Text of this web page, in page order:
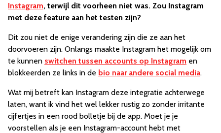
Instagram, terwijl dit voorheen niet was. Zou Instagram
met deze feature aan het testen zijn?
Dit zou niet de enige verandering zijn die ze aan het
doorvoeren zijn. Onlangs maakte Instagram het mogelijk om
te kunnen switchen tussen accounts op Instagram en
blokkeerden ze links in de bio naar andere social media.
Wat mij betreft kan Instagram deze integratie achterwege
laten, want ik vind het wel lekker rustig zo zonder irritante
cijfertjes in een rood bolletje bij de app. Moet je je
voorstellen als je een Instagram-account hebt met